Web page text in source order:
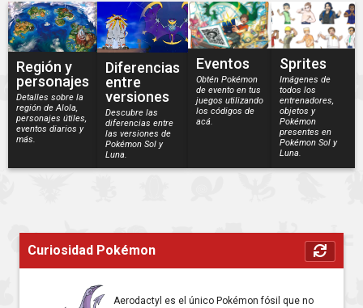
Región y
personajes
Detalles sobre la
región de Alola,
personajes útiles,
eventos diarios y
más.
Diferencias
entre
versiones
Descubre las
diferencias entre
las versiones de
Pokémon Sol y
Luna.
Eventos
Obtén Pokémon
de evento en tus
juegos utilizando
los códigos de
acá.
Sprites
Imágenes de
todos los
entrenadores,
objetos y
Pokémon
presentes en
Pokémon Sol y
Luna.
Curiosidad Pokémon
Aerodactyl es el único Pokémon fósil que no